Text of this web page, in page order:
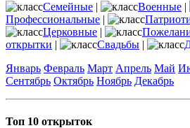
Семейные | Военные |
Профессиональные |
Церковные |
открытки | Свадьбы |
Январь Февраль Март Апрель Май
Сентябрь Октябрь Ноябрь Декабрь
Топ 10 открыток